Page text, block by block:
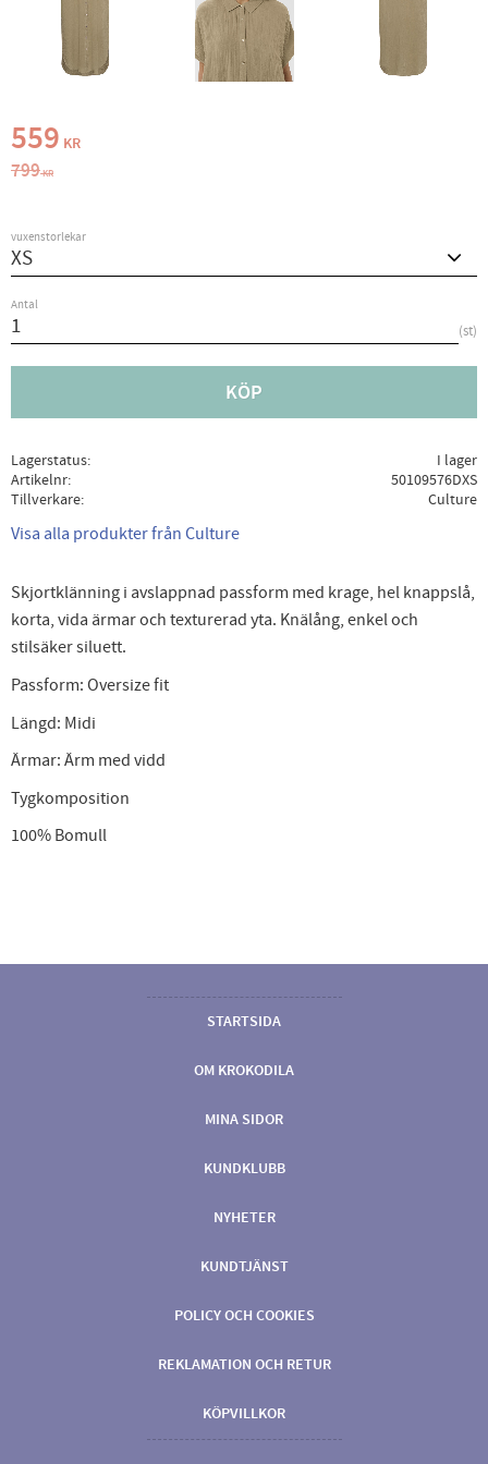
Nedsatt pris:
559 KR
Ordinarie pris:
799KR
vuxenstorlekar
Antal
st
KÖP
Lagerstatus
I lager
Artikelnr
50109576DXS
Tillverkare
Culture
Visa alla produkter från Culture
Skjortklänning i avslappnad passform med krage, hel knappslå,
korta, vida ärmar och texturerad yta. Knälång, enkel och
stilsäker siluett.
Passform: Oversize fit
Längd: Midi
Ärmar: Ärm med vidd
Tygkomposition
100% Bomull
STARTSIDA
OM KROKODILA
MINA SIDOR
KUNDKLUBB
NYHETER
KUNDTJÄNST
POLICY OCH COOKIES
REKLAMATION OCH RETUR
KÖPVILLKOR